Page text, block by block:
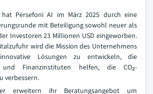
hat Persefoni AI im März 2025 durch eine
mit Beteiligung sowohl neuer als
Investoren 23 Millionen USD eingeworben.
wird die Mission des Unternehmens
Lösungen zu entwickeln, die
und Finanzinstituten helfen, die CO₂-
verbessern.
erweitern ihr Beratungsangebot um